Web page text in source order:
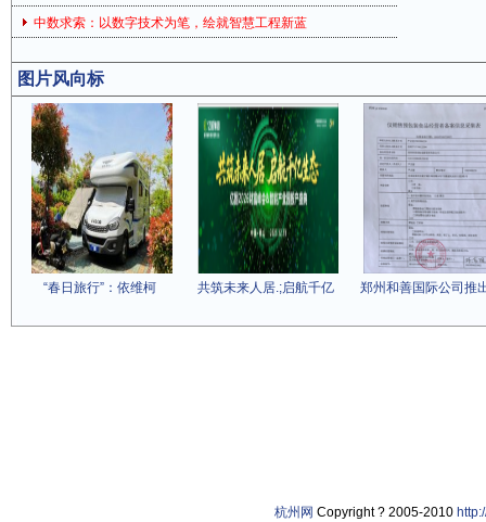
中数求索：以数字技术为笔，绘就智慧工程新蓝
图片风向标
“春日旅行”：依维柯 共筑未来人居.;启航千亿 郑州和善国际公司推
杭州网 Copyright ? 2005-2010